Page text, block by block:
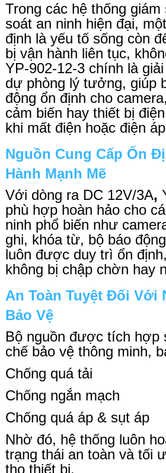
Trong các hệ thống giám
soát an ninh hiện đại,
định là yếu tố sống còn
bị vận hành liên tục,
YP-902-12-3 chính là
dự phòng lý tưởng, giúp
động ổn định cho
cảm biến hay thiết bị
khi mất điện hoặc điện
Nguồn Cung Cấp Ổn
Hành Mạnh Mẽ
Với dòng ra DC 12V/3A,
phù hợp hoàn hảo cho
ninh phổ biến như
ghi, khóa từ, bộ báo động
luôn được duy trì ổn
không bị chập chờn hay
An Toàn Tuyệt Đối Với
Bảo Vệ
Bộ nguồn được tích hợp
chế bảo vệ thông minh,
Chống quá tải
Chống ngắn mạch
Chống quá áp & sụt áp
Nhờ đó, hệ thống luôn
trạng thái an toàn và tối
thọ thiết bị.